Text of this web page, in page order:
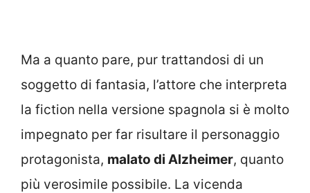
Ma a quanto pare, pur trattandosi di un
soggetto di fantasia, l’attore che interpreta
la fiction nella versione spagnola si è molto
impegnato per far risultare il personaggio
protagonista, malato di Alzheimer, quanto
più verosimile possibile. La vicenda